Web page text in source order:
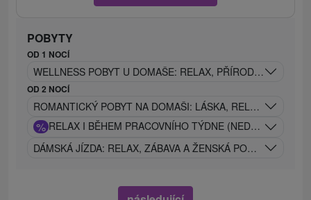
POBYTY
OD 1 NOCÍ
WELLNESS POBYT U DOMAŠE: RELAX, PŘÍRODA A
OD 2 NOCÍ
ROMANTICKÝ POBYT NA DOMAŠI: LÁSKA, RELAX A
% RELAX I BĚHEM PRACOVNÍHO TÝDNE (NEDĚLE -
DÁMSKÁ JÍZDA: RELAX, ZÁBAVA A ŽENSKÁ POHODA NA